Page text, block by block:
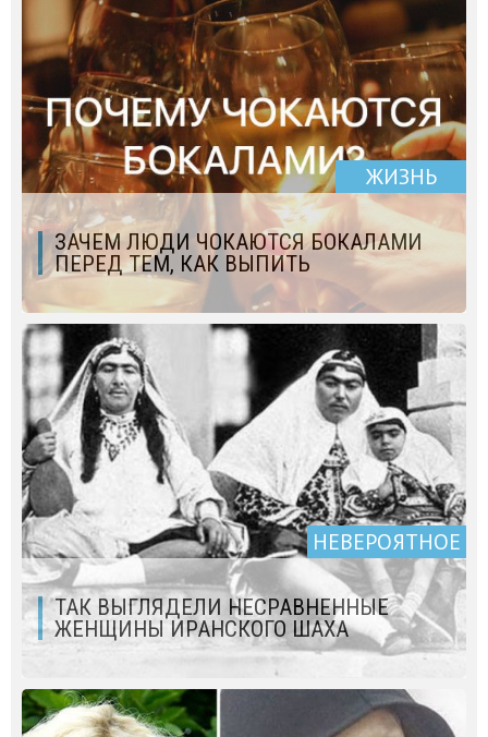
ЖИЗНЬ
ЗАЧЕМ ЛЮДИ ЧОКАЮТСЯ БОКАЛАМИ
ПЕРЕД ТЕМ, КАК ВЫПИТЬ
НЕВЕРОЯТНОЕ
ТАК ВЫГЛЯДЕЛИ НЕСРАВНЕННЫЕ
ЖЕНЩИНЫ ИРАНСКОГО ШАХА